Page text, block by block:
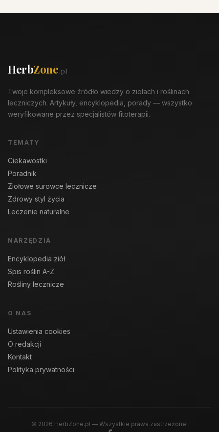
HerbZone.pl
Twoje kompleksowe źródło wiedzy o ziołach i roślinach
leczniczych. Artykuły, encyklopedia, porady — wszystko
weryfikowane przez specjalistów fitoterapii.
TEMATY
Ciekawostki
Poradnik
Ziołowe surowce lecznicze
Zdrowy styl życia
Leczenie naturalne
NARZĘDZIA
Encyklopedia ziół
Spis roślin A-Z
Rośliny lecznicze
O NAS
Ustawienia cookies
O redakcji
Kontakt
Polityka prywatności
© 2026 HerbZone.pl — Wszystkie prawa zastrzeżone.